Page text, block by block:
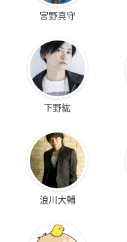
宮野真守
下野紘
浪川大輔